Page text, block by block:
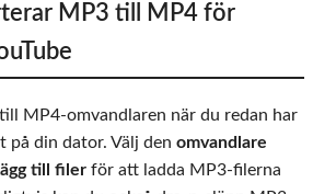
MP3 till MP4 för
MP4-omvandlaren när du redan har
på din dator. Välj den omvandlare
till filer för att ladda MP3-filerna